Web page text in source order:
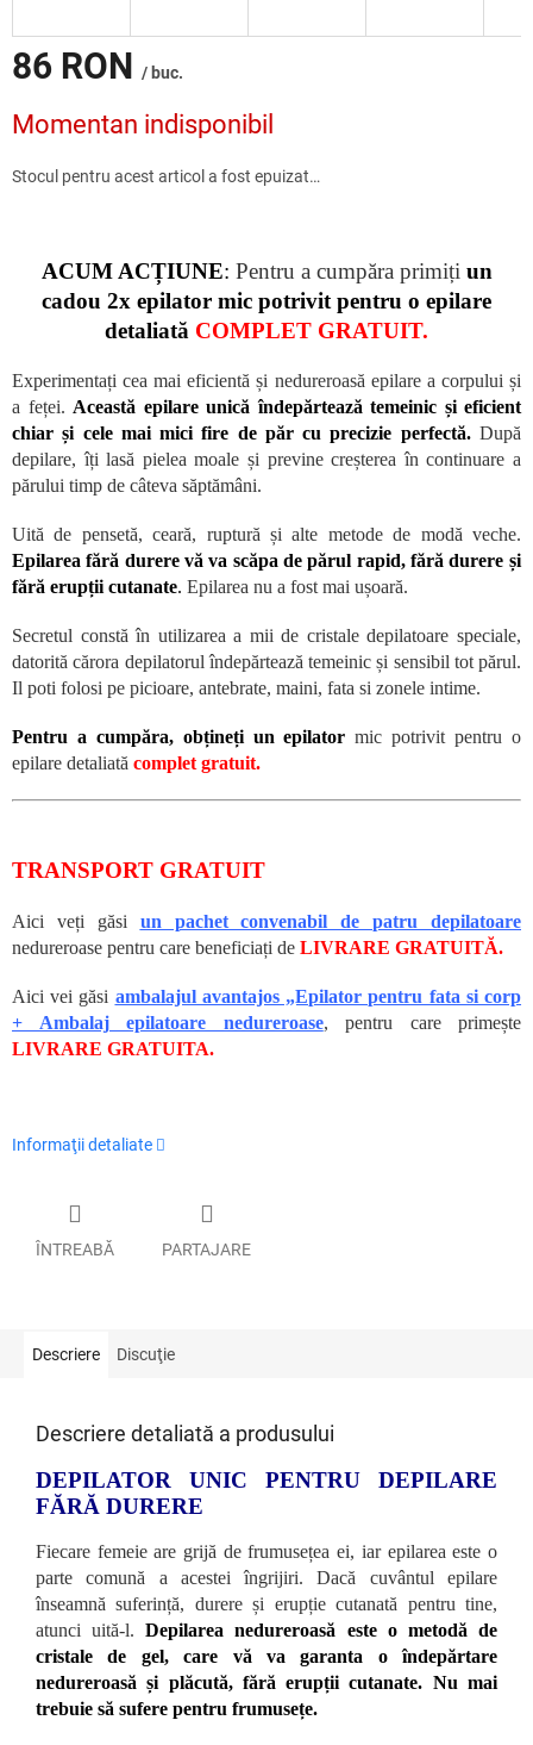
86 RON / buc.
preţ:
Momentan indisponibil
Stocul pentru acest articol a fost epuizat…
ACUM ACȚIUNE: Pentru a cumpăra primiți un
cadou 2x epilator mic potrivit pentru o epilare
detaliată COMPLET GRATUIT.
Experimentați cea mai eficientă și nedureroasă epilare a corpului și
a feței. Această epilare unică îndepărtează temeinic și eficient
chiar și cele mai mici fire de păr cu precizie perfectă. După
depilare, îți lasă pielea moale și previne creșterea în continuare a
părului timp de câteva săptămâni.
Uită de pensetă, ceară, ruptură și alte metode de modă veche.
Epilarea fără durere vă va scăpa de părul rapid, fără durere și
fără erupții cutanate. Epilarea nu a fost mai ușoară.
Secretul constă în utilizarea a mii de cristale depilatoare speciale,
datorită cărora depilatorul îndepărtează temeinic și sensibil tot părul.
Il poti folosi pe picioare, antebrate, maini, fata si zonele intime.
Pentru a cumpăra, obțineți un epilator mic potrivit pentru o
epilare detaliată complet gratuit.
TRANSPORT GRATUIT
Aici veți găsi un pachet convenabil de patru depilatoare
nedureroase pentru care beneficiați de LIVRARE GRATUITĂ.
Aici vei găsi ambalajul avantajos „Epilator pentru fata si corp
+ Ambalaj epilatoare nedureroase, pentru care primește
LIVRARE GRATUITA.
Informaţii detaliate
ÎNTREABĂ PARTAJARE
Descriere Discuţie
Descriere detaliată a produsului
DEPILATOR UNIC PENTRU DEPILARE
FĂRĂ DURERE
Fiecare femeie are grijă de frumusețea ei, iar epilarea este o
parte comună a acestei îngrijiri. Dacă cuvântul epilare
înseamnă suferință, durere și erupție cutanată pentru tine,
atunci uită-l.Depilarea nedureroasă este o metodă de
cristale de gel, care vă va garanta o îndepărtare
nedureroasă și plăcută, fără erupții cutanate. Nu mai
trebuie să sufere pentru frumusețe.